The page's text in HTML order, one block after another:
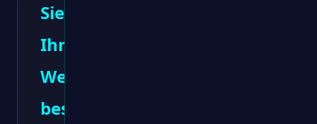
Sie
Ihre
Website
beschleunigen